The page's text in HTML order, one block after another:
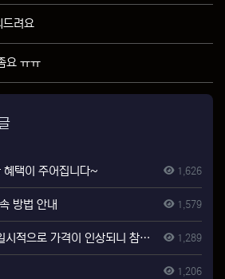
드려요
요 ㅠㅠ
혜택이 주어집니다~ 1,626
방법 안내 1,579
뗏기간(구정기간)동안 일시적으로 가격이 인상되니 참고하시기 바랍니다. 1,289
1,206